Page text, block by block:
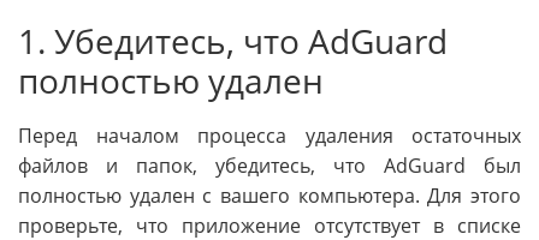
1. Убедитесь, что AdGuard
полностью удален
Перед началом процесса удаления остаточных
файлов и папок, убедитесь, что AdGuard был
полностью удален с вашего компьютера. Для этого
проверьте, что приложение отсутствует в списке